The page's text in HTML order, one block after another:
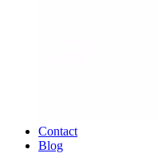
Contact
Blog